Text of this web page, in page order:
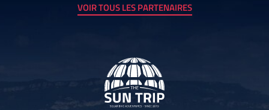
VOIR TOUS LES PARTENAIRES